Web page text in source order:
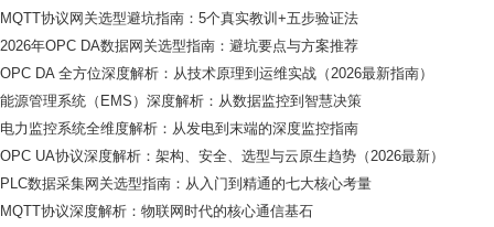
MQTT协议网关选型避坑指南：5个真实教训+五步验证法
2026年OPC DA数据网关选型指南：避坑要点与方案推荐
OPC DA 全方位深度解析：从技术原理到运维实战（2026最新指南）
能源管理系统（EMS）深度解析：从数据监控到智慧决策
电力监控系统全维度解析：从发电到末端的深度监控指南
OPC UA协议深度解析：架构、安全、选型与云原生趋势（2026最新）
PLC数据采集网关选型指南：从入门到精通的七大核心考量
MQTT协议深度解析：物联网时代的核心通信基石